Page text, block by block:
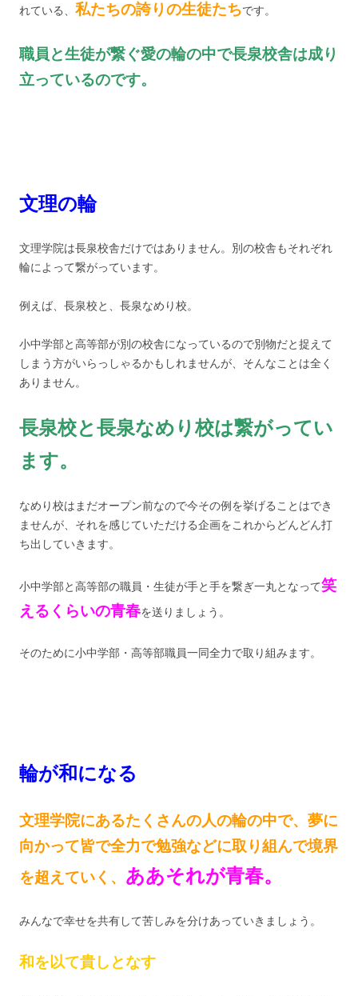
れている、 私たちの誇りの生徒たちです。
職員と生徒が繋ぐ愛の輪の中で長泉校舎は成り
立っているのです。
文理の輪
文理学院は長泉校舎だけではありません。別の校舎もそれぞれ
輪によって繋がっています。
例えば、長泉校と、長泉なめり校。
小中学部と高等部が別の校舎になっているので別物だと捉えて
しまう方がいらっしゃるかもしれませんが、そんなことは全く
ありません。
長泉校と長泉なめり校は繋がってい
ます。
なめり校はまだオープン前なので今その例を挙げることはでき
ませんが、それを感じていただける企画をこれからどんどん打
ち出していきます。
小中学部と高等部の職員・生徒が手と手を繋ぎ一丸となって笑
えるくらいの青春を送りましょう。
そのために小中学部・高等部職員一同全力で取り組みます。
輪が和になる
文理学院にあるたくさんの人の輪の中で、夢に
向かって皆で全力で勉強などに取り組んで境界
を超えていく、 ああそれが青春。
みんなで幸せを共有して苦しみを分けあっていきましょう。
和を以て貴しとなす